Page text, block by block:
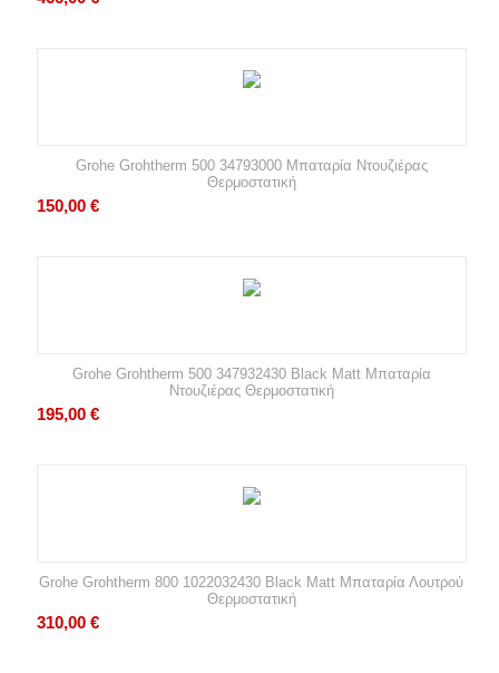
Grohe Grohtherm 500 34793000 Μπαταρία Ντουζιέρας
Θερμοστατική
150,00 €
Grohe Grohtherm 500 347932430 Black Matt Μπαταρία
Ντουζιέρας Θερμοστατική
195,00 €
Grohe Grohtherm 800 1022032430 Black Matt Μπαταρία Λουτρού
Θερμοστατική
310,00 €